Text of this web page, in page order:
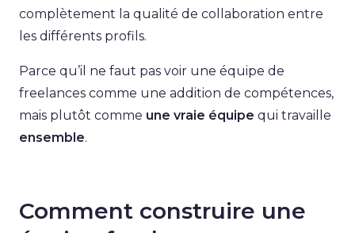
complètement la qualité de collaboration entre
les différents profils.
Parce qu’il ne faut pas voir une équipe de
freelances comme une addition de compétences,
mais plutôt comme une vraie équipe qui travaille
ensemble.
Comment construire une